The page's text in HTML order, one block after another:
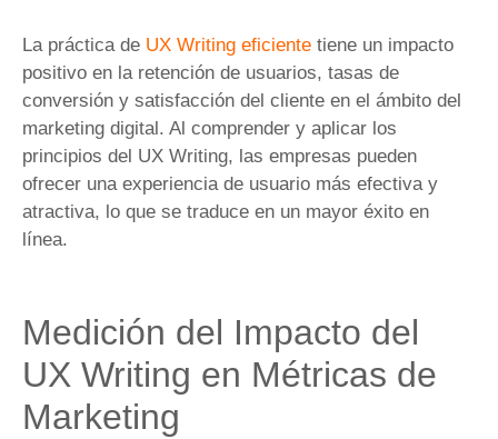
La práctica de UX Writing eficiente tiene un impacto
positivo en la retención de usuarios, tasas de
conversión y satisfacción del cliente en el ámbito del
marketing digital. Al comprender y aplicar los
principios del UX Writing, las empresas pueden
ofrecer una experiencia de usuario más efectiva y
atractiva, lo que se traduce en un mayor éxito en
línea.
Medición del Impacto del
UX Writing en Métricas de
Marketing